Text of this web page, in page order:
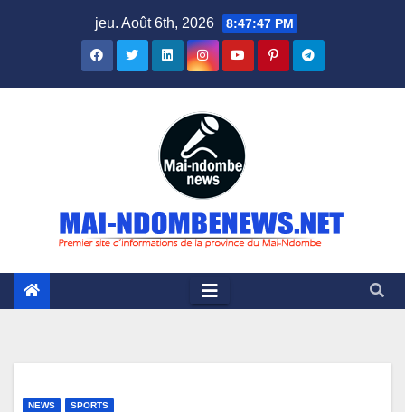
jeu. Août 6th, 2026 8:47:48 PM
NEWS SPORTS